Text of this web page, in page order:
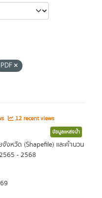
PDF
12 recent views
ข้อมูลแหล่งน้ำ
งหวัด (Shapefile) และคำนวน
- 2568